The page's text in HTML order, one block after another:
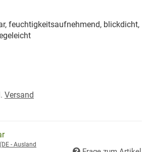
feuchtigkeitsaufnehmend, blickdicht,
Versand
(DE - Ausland